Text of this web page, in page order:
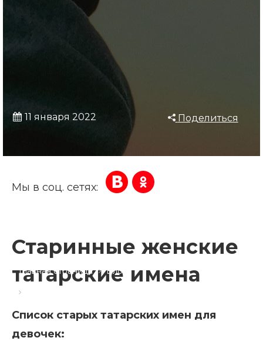
Главная страница
Блог
11 января 2022 Поделиться
Мы в соц. сетях:
Старинные женские
татарские имена
Список старых татарских имен для
девочек: